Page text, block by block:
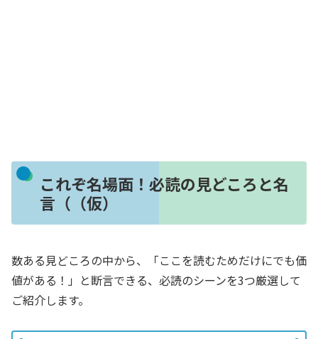
これぞ名場面！必読の見どころと名
言（（仮）
数ある見どころの中から、「ここを読むためだけにでも価
値がある！」と断言できる、必読のシーンを3つ厳選して
ご紹介します。